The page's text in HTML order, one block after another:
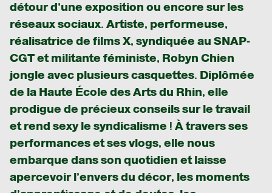
détour d’une exposition ou encore sur les
réseaux sociaux. Artiste, performeuse,
réalisatrice de films X, syndiquée au SNAP-
CGT et militante féministe, Robyn Chien
jongle avec plusieurs casquettes. Diplômée
de la Haute École des Arts du Rhin, elle
prodigue de précieux conseils sur le travail
et rend sexy le syndicalisme ! À travers ses
performances et ses vlogs, elle nous
embarque dans son quotidien et laisse
apercevoir l’envers du décor, les moments